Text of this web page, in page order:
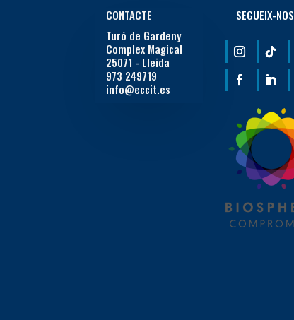
CONTACTE
Turó de Gardeny
Complex Magical
25071 - Lleida
973 249719
info@eccit.es
SEGUEIX-NOS